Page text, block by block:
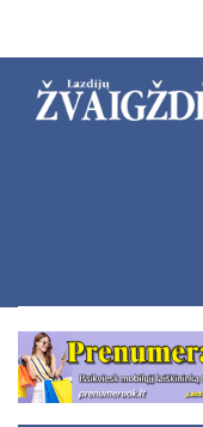
pagrindinį